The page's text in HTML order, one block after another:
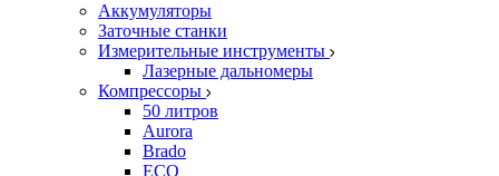
Аккумуляторы
Заточные станки
Измерительные инструменты
Лазерные дальномеры
Компрессоры
50 литров
Aurora
Brado
ECO